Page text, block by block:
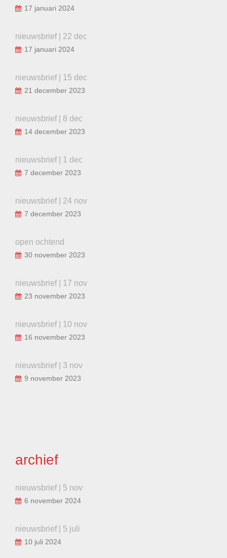
17 januari 2024
nieuwsbrief | 22 dec
17 januari 2024
nieuwsbrief | 15 dec
21 december 2023
nieuwsbrief | 8 dec
14 december 2023
nieuwsbrief | 1 dec
7 december 2023
nieuwsbrief | 24 nov
7 december 2023
open ochtend
30 november 2023
nieuwsbrief | 17 nov
23 november 2023
nieuwsbrief | 10 nov
16 november 2023
nieuwsbrief | 3 nov
9 november 2023
archief
nieuwsbrief | 5 nov
6 november 2024
nieuwsbrief | 5 juli
10 juli 2024